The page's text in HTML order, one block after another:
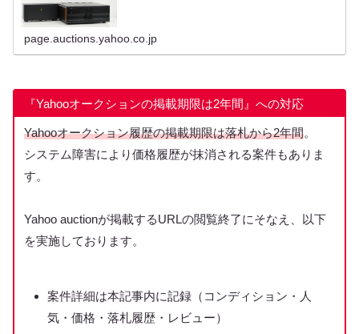
page.auctions.yahoo.co.jp
『Yahooオークションの掲載期限は2年間』への対応
Yahooオークション履歴の掲載期限は落札から2年間。
システム障害により価格履歴が抹消される案件もありま
す。
Yahoo auctionが掲載するURLの閲覧終了にそなえ、以下
を実施しております。
案件詳細は本記事内に記録（コンディション・人
気・価格・落札履歴・レビュー）